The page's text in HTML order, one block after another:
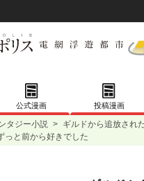
公式漫画 投稿漫画
タジー小説 > ギルドから追放され
と前から好きでした